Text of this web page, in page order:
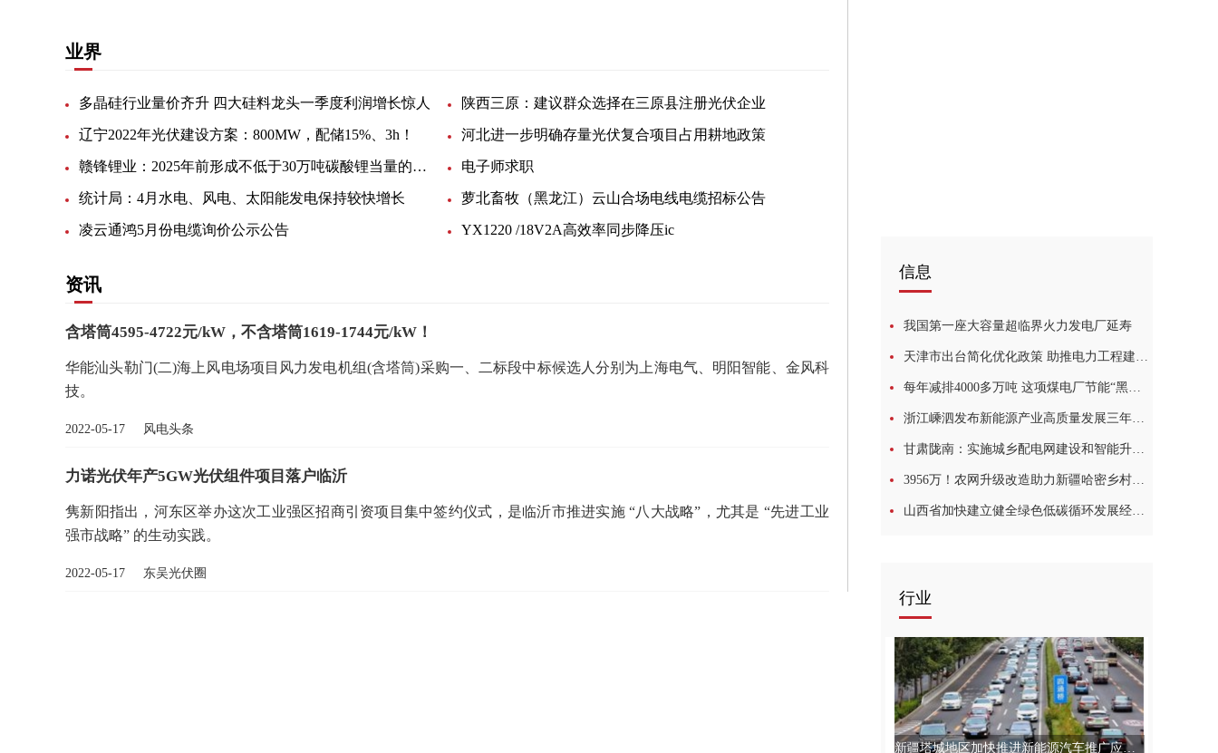
业界
多晶硅行业量价齐升 四大硅料龙头一季度利润增长惊人 陕西三原：建议群众选择在三原县注册光伏企业
辽宁2022年光伏建设方案：800MW，配储15%、3h！ 河北进一步明确存量光伏复合项目占用耕地政策
赣锋锂业：2025年前形成不低于30万吨碳酸锂当量的供应能力 电子师求职
统计局：4月水电、风电、太阳能发电保持较快增长 萝北畜牧（黑龙江）云山合场电线电缆招标公告
凌云通鸿5月份电缆询价公示公告 YX1220 /18V2A高效率同步降压ic
资讯
含塔筒4595-4722元/kW，不含塔筒1619-1744元/kW！
华能汕头勒门(二)海上风电场项目风力发电机组(含塔筒)采购一、二标段中标候选人分别为上海电气、明阳智能、金风科
技。
2022-05-17 风电头条
力诺光伏年产5GW光伏组件项目落户临沂
隽新阳指出，河东区举办这次工业强区招商引资项目集中签约仪式，是临沂市推进实施 “八大战略”，尤其是 “先进工业
强市战略” 的生动实践。
2022-05-17 东吴光伏圈
信息
我国第一座大容量超临界火力发电厂延寿
天津市出台简化优化政策 助推电力工程建设提速增效
每年减排4000多万吨 这项煤电厂节能“黑科技”通过鉴定
浙江嵊泗发布新能源产业高质量发展三年行动计划
甘肃陇南：实施城乡配电网建设和智能升级计划 完善绿色低碳能源体系
3956万！农网升级改造助力新疆哈密乡村振兴
山西省加快建立健全绿色低碳循环发展经济体系的实施意见
行业
新疆塔城地区加快推进新能源汽车推广应用和充电设施建设